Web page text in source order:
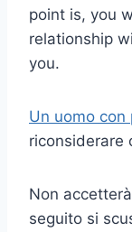
point is, you
relationship
you.
Un uomo
riconsiderare
Non
seguito si